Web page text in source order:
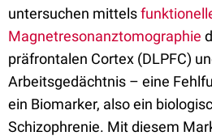
untersuchen mittels
Magnetresonanztomographie
präfrontalen Cortex (DLPFC)
Arbeitsgedächtnis – eine
ein Biomarker, also ein
Schizophrenie. Mit diesem